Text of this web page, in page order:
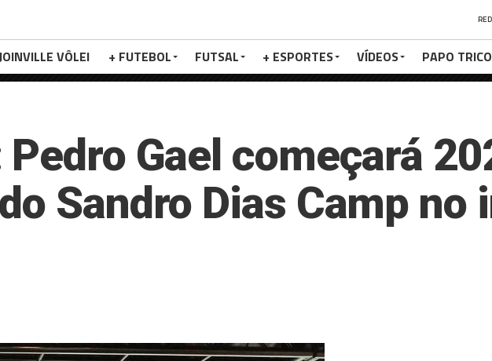
VÔLEI + FUTEBOL FUTSAL + ESPORTES VÍDEOS PAPO
Gael começará
Sandro Dias Camp no